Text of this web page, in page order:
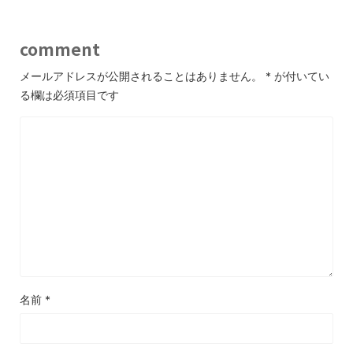
comment
メールアドレスが公開されることはありません。 * が付いてい
る欄は必須項目です
名前 *